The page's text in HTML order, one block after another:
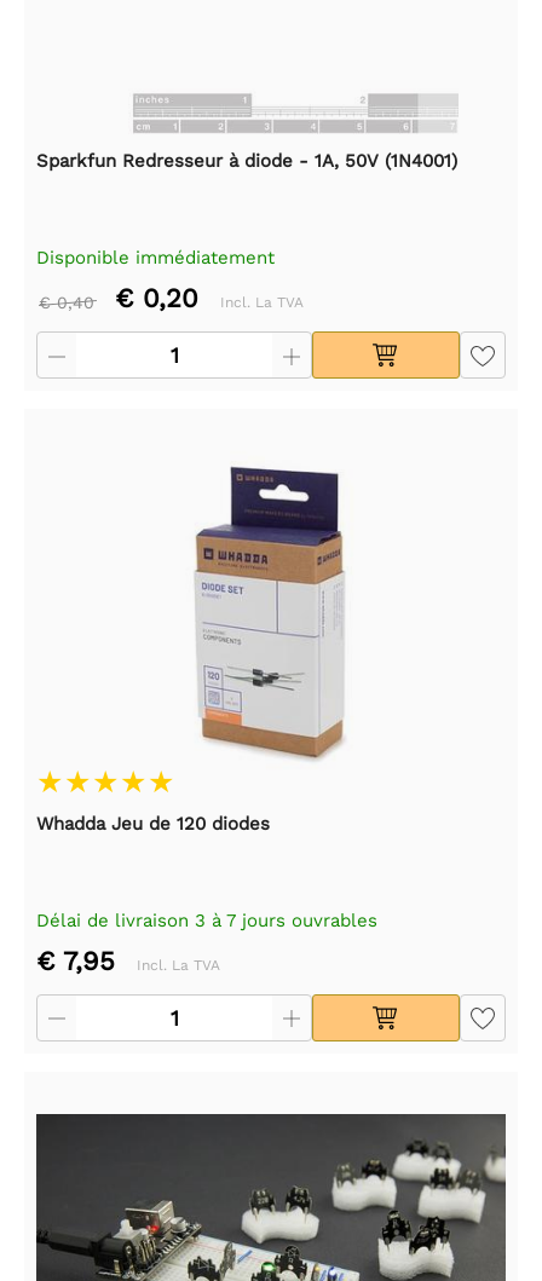
Sparkfun Redresseur à diode - 1A, 50V (1N4001)
Disponible immédiatement
€ 0,40 € 0,20 Incl. La TVA
Whadda Jeu de 120 diodes
Délai de livraison 3 à 7 jours ouvrables
€ 7,95 Incl. La TVA